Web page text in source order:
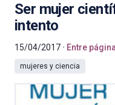
Ser mujer
intento
15/04/2017 Entre
mujeres y ciencia